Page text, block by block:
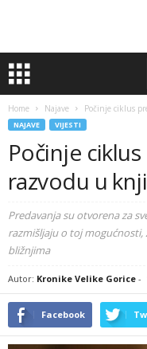
Home Najave Počinje ciklus
NAJAVE VIJESTI
Počinje
razvodu u
Predavanja su otvorena za
razmišljaju o toj
bližnjima
Autor: Kronike Velike Gorice -
Facebook